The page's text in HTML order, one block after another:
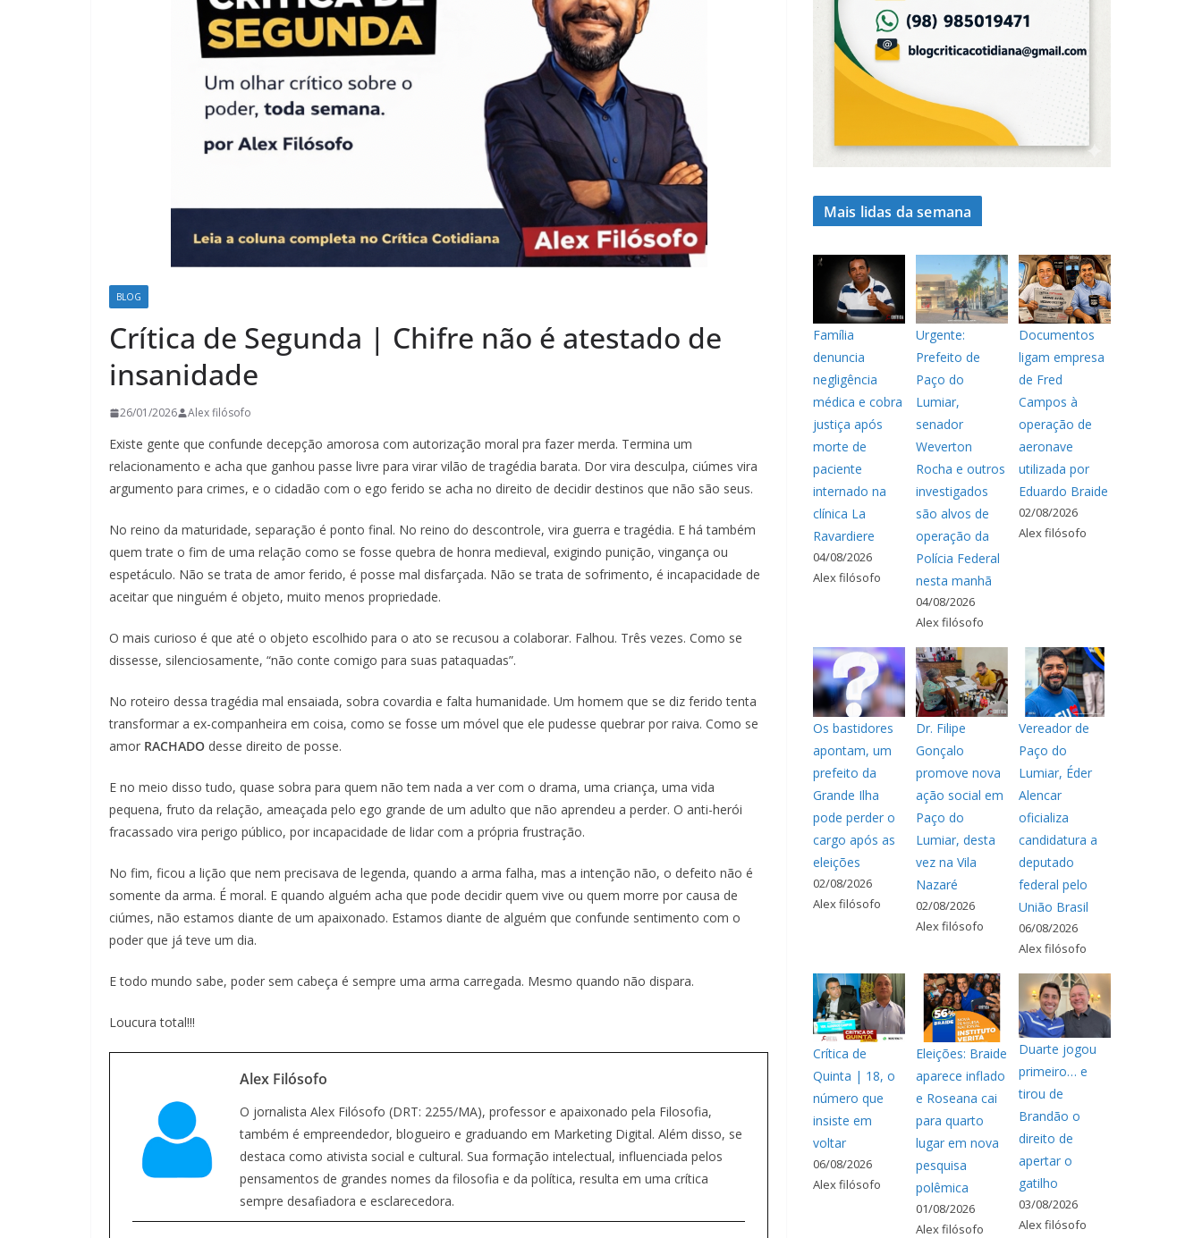
BLOG
Crítica de Segunda | Chifre não é atestado de
insanidade
26/01/2026 Alex filósofo
Existe gente que confunde decepção amorosa com autorização moral pra fazer merda. Termina um
relacionamento e acha que ganhou passe livre para virar vilão de tragédia barata. Dor vira desculpa, ciúmes vira
argumento para crimes, e o cidadão com o ego ferido se acha no direito de decidir destinos que não são seus.
No reino da maturidade, separação é ponto final. No reino do descontrole, vira guerra e tragédia. E há também
quem trate o fim de uma relação como se fosse quebra de honra medieval, exigindo punição, vingança ou
espetáculo. Não se trata de amor ferido, é posse mal disfarçada. Não se trata de sofrimento, é incapacidade de
aceitar que ninguém é objeto, muito menos propriedade.
O mais curioso é que até o objeto escolhido para o ato se recusou a colaborar. Falhou. Três vezes. Como se
dissesse, silenciosamente, “não conte comigo para suas pataquadas”.
No roteiro dessa tragédia mal ensaiada, sobra covardia e falta humanidade. Um homem que se diz ferido tenta
transformar a ex-companheira em coisa, como se fosse um móvel que ele pudesse quebrar por raiva. Como se
amor RACHADO desse direito de posse.
E no meio disso tudo, quase sobra para quem não tem nada a ver com o drama, uma criança, uma vida
pequena, fruto da relação, ameaçada pelo ego grande de um adulto que não aprendeu a perder. O anti-herói
fracassado vira perigo público, por incapacidade de lidar com a própria frustração.
No fim, ficou a lição que nem precisava de legenda, quando a arma falha, mas a intenção não, o defeito não é
somente da arma. É moral. E quando alguém acha que pode decidir quem vive ou quem morre por causa de
ciúmes, não estamos diante de um apaixonado. Estamos diante de alguém que confunde sentimento com o
poder que já teve um dia.
E todo mundo sabe, poder sem cabeça é sempre uma arma carregada. Mesmo quando não dispara.
Loucura total!!!
Alex Filósofo
O jornalista Alex Filósofo (DRT: 2255/MA), professor e apaixonado pela Filosofia,
também é empreendedor, blogueiro e graduando em Marketing Digital. Além disso, se
destaca como ativista social e cultural. Sua formação intelectual, influenciada pelos
pensamentos de grandes nomes da filosofia e da política, resulta em uma crítica
sempre desafiadora e esclarecedora.
Mais lidas da semana
Família
denuncia
negligência
médica e cobra
justiça após
morte de
paciente
internado na
clínica La
Ravardiere
04/08/2026
Alex filósofo
Urgente:
Prefeito de
Paço do
Lumiar,
senador
Weverton
Rocha e outros
investigados
são alvos de
operação da
Polícia Federal
nesta manhã
04/08/2026
Alex filósofo
Documentos
ligam empresa
de Fred
Campos à
operação de
aeronave
utilizada por
Eduardo Braide
02/08/2026
Alex filósofo
Os bastidores
apontam, um
prefeito da
Grande Ilha
pode perder o
cargo após as
eleições
02/08/2026
Alex filósofo
Dr. Filipe
Gonçalo
promove nova
ação social em
Paço do
Lumiar, desta
vez na Vila
Nazaré
02/08/2026
Alex filósofo
Vereador de
Paço do
Lumiar, Éder
Alencar
oficializa
candidatura a
deputado
federal pelo
União Brasil
06/08/2026
Alex filósofo
Crítica de
Quinta | 18, o
número que
insiste em
voltar
06/08/2026
Alex filósofo
Eleições: Braide
aparece inflado
e Roseana cai
para quarto
lugar em nova
pesquisa
polêmica
01/08/2026
Alex filósofo
Duarte jogou
primeiro… e
tirou de
Brandão o
direito de
apertar o
gatilho
03/08/2026
Alex filósofo